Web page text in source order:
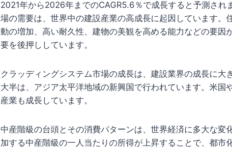
2021年から2026年までのCAGR5.6％で成長すると予測され
場の需要は、世界中の建設産業の高成長に起因しています。
動の増加、高い耐久性、建物の美観を高める能力などの要因
要を後押ししています。
クラッディングシステム市場の成長は、建設業界の成長に大
大半は、アジア太平洋地域の新興国で行われています。米国
産業も成長しています。
中産階級の台頭とその消費パターンは、世界経済に多大な変
加する中産階級の一人当たりの所得が上昇することで、都市